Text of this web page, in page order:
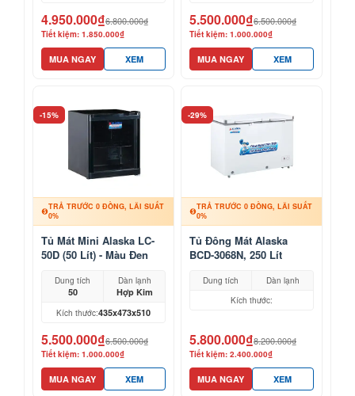
4.950.000₫6.800.000₫
Tiết kiệm: 1.850.000₫
MUA NGAY XEM
5.500.000₫6.500.000₫
Tiết kiệm: 1.000.000₫
MUA NGAY XEM
-15%
TRẢ TRƯỚC 0 ĐỒNG, LÃI SUẤT
0%
Tủ Mát Mini Alaska LC-
50D (50 Lít) - Màu Đen
Dung tích
50
Dàn lạnh
Hợp Kim
Kích thước:435x473x510
5.500.000₫6.500.000₫
Tiết kiệm: 1.000.000₫
MUA NGAY XEM
-29%
TRẢ TRƯỚC 0 ĐỒNG, LÃI SUẤT
0%
Tủ Đông Mát Alaska
BCD-3068N, 250 Lít
Dung tích
Dàn lạnh
Kích thước:
5.800.000₫8.200.000₫
Tiết kiệm: 2.400.000₫
MUA NGAY XEM